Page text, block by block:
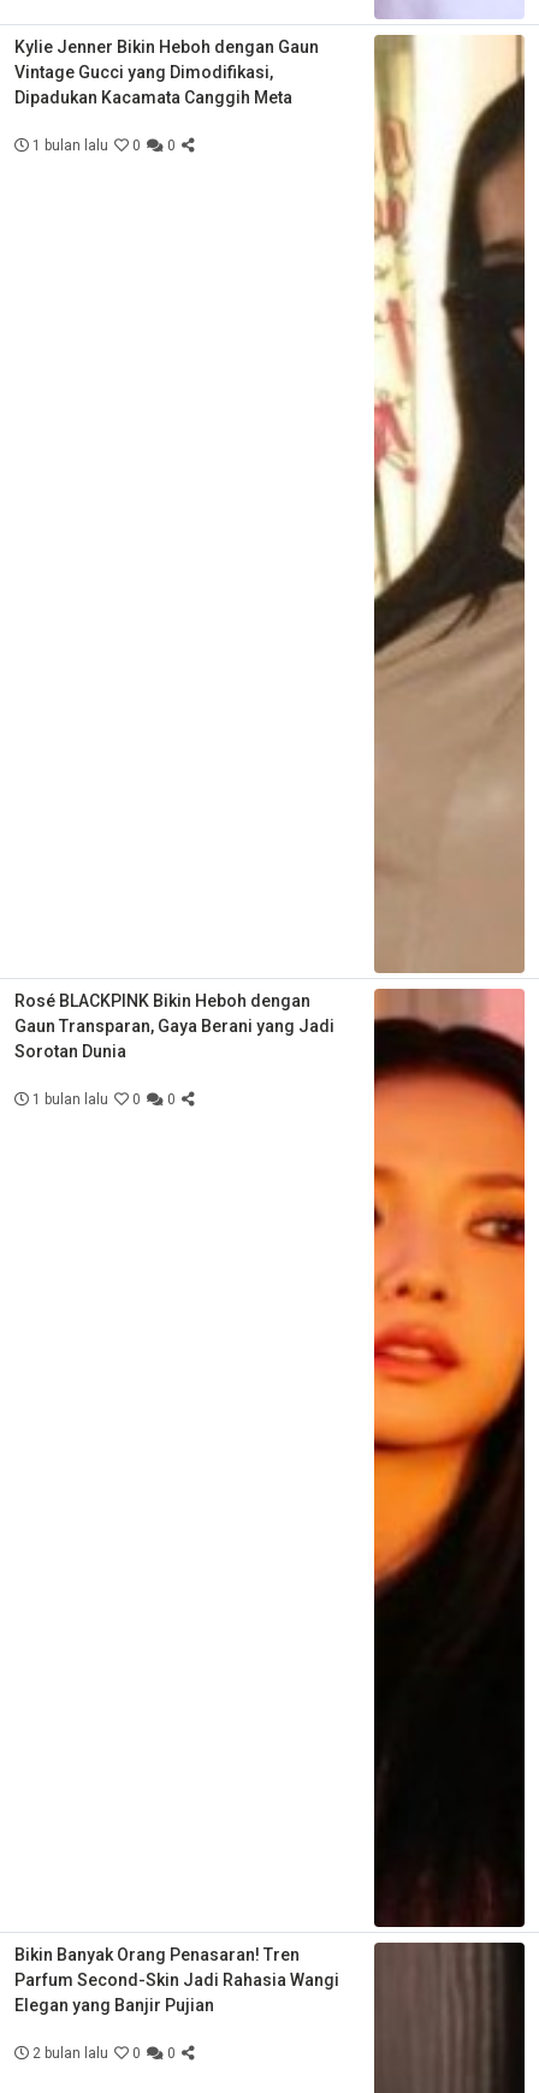
Kylie Jenner Bikin Heboh dengan Gaun
Vintage Gucci yang Dimodifikasi,
Dipadukan Kacamata Canggih Meta
1 bulan lalu 0 0
Rosé BLACKPINK Bikin Heboh dengan
Gaun Transparan, Gaya Berani yang Jadi
Sorotan Dunia
1 bulan lalu 0 0
Bikin Banyak Orang Penasaran! Tren
Parfum Second-Skin Jadi Rahasia Wangi
Elegan yang Banjir Pujian
2 bulan lalu 0 0